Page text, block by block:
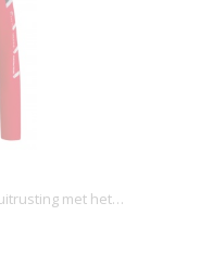
met het…